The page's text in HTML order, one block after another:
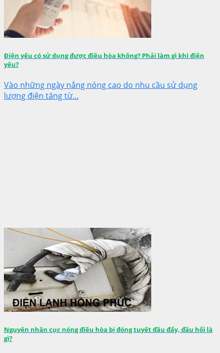
Điện yếu có sử dụng được điều hòa không? Phải làm gì khi điện
yếu?
Vào những ngày nắng nóng cao do nhu cầu sử dụng
lượng điện tăng từ...
Nguyên nhân cục nóng điều hòa bị đóng tuyết đầu đẩy, đầu hổi là
gì?